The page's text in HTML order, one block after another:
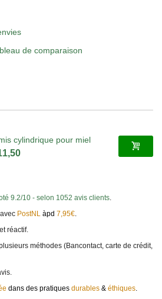
de comparaison
cylindrique pour miel
9.2/10 - selon 1052 avis clients.
PostNL àpd 7,95€.
réactif.
méthodes (Bancontact, carte de crédit,
dans des pratiques durables & éthiques.